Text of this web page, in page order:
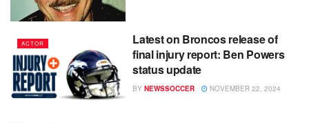
ACTOR
Latest on Broncos release of
final injury report: Ben Powers
status update
BY NEWSSOCCER NOVEMBER 22, 2024